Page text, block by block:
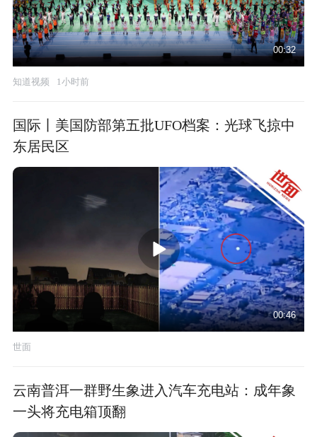
00:32
知道视频 1小时前
国际丨美国防部第五批UFO档案：光球飞掠中
东居民区
00:46
世面
云南普洱一群野生象进入汽车充电站：成年象
一头将充电箱顶翻